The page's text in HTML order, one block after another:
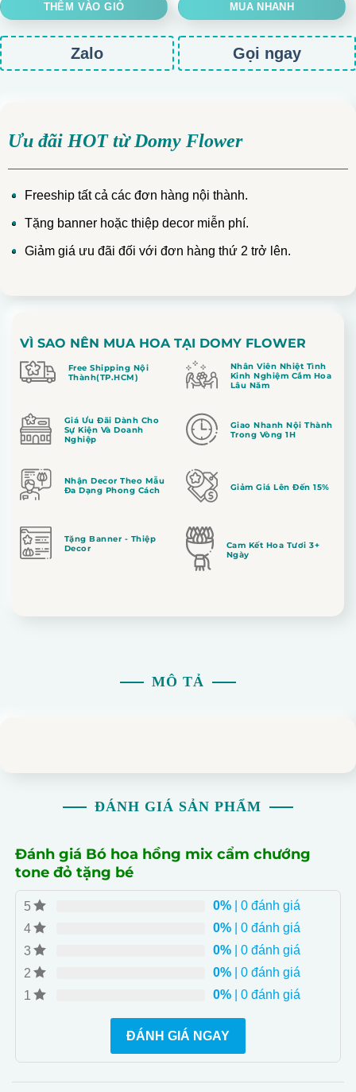
THÊM VÀO GIỎ MUA NHANH
Zalo Gọi ngay
Ưu đãi HOT từ Domy Flower
Freeship tất cả các đơn hàng nội thành.
Tặng banner hoặc thiệp decor miễn phí.
Giảm giá ưu đãi đối với đơn hàng thứ 2 trở lên.
VÌ SAO NÊN MUA HOA TẠI DOMY FLOWER
Free Shipping Nội
Thành(TP.HCM)
Nhân Viên Nhiệt Tình
Kinh Nghiệm Cắm Hoa
Lâu Năm
Giá Ưu Đãi Dành Cho
Sự Kiện Và Doanh
Nghiệp
Giao Nhanh Nội Thành
Trong Vòng 1H
Nhận Decor Theo Mẫu
Đa Dạng Phong Cách
Giảm Giá Lên Đến 15%
Tặng Banner - Thiệp
Decor
Cam Kết Hoa Tươi 3+
Ngày
MÔ TẢ
ĐÁNH GIÁ SẢN PHẨM
Đánh giá Bó hoa hồng mix cẩm chướng
tone đỏ tặng bé
5 0%| 0 đánh giá
4
0%| 0 đánh giá
3
0%| 0 đánh giá
2
0%| 0 đánh giá
1
0%| 0 đánh giá
ĐÁNH GIÁ NGAY